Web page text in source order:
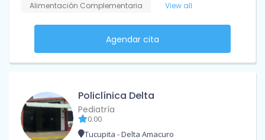
Alimentación Complementaria
View all
Agendar cita
Policlínica Delta
Pediatría
0.00
Tucupita - Delta Amacuro